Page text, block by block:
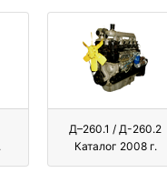
Д–260.1 / Д-260.2
Каталог 2008 г.